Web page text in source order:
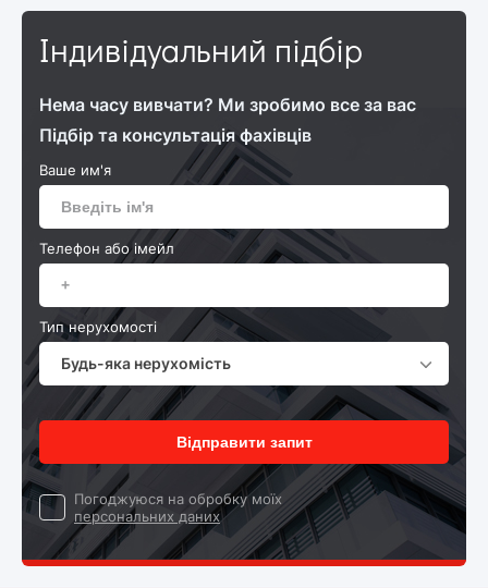
Індивідуальний підбір
Нема часу вивчати? Ми зробимо все за вас
Підбір та консультація фахівців
Ваше им'я
Телефон або імейл
Тип нерухомості
Будь-яка нерухомість
Відправити запит
Погоджуюся на обробку моїх
персональних даних